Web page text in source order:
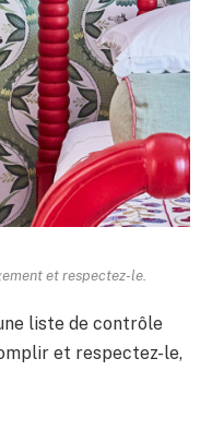
et respectez-le.
liste de contrôle
et respectez-le,